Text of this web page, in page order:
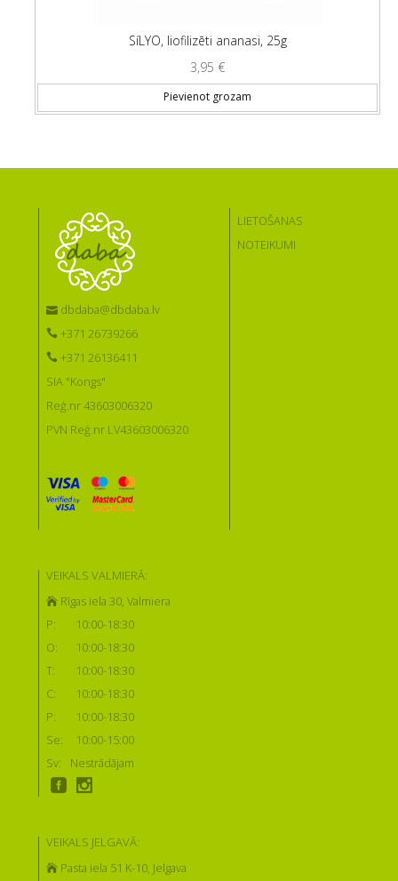
SíLYO, liofilizēti ananasi, 25g
3,95 €
Pievienot grozam
dbdaba@dbdaba.lv
+371 26739266
+371 26136411
SIA "Kongs"
Reģ.nr 43603006320
PVN Reģ.nr LV43603006320
LIETOŠANAS
NOTEIKUMI
VEIKALS VALMIERĀ:
Rīgas iela 30, Valmiera
P:
10:00-18:30
O:
10:00-18:30
T:
10:00-18:30
C:
10:00-18:30
P:
10:00-18:30
Se:
10:00-15:00
Sv:
Nestrādājam
VEIKALS JELGAVĀ:
Pasta iela 51 K-10, Jelgava